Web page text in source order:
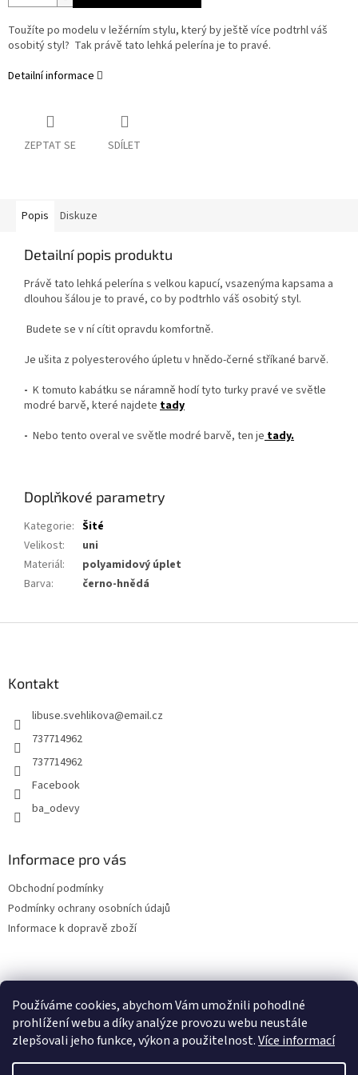
Používáme cookies, abychom Vám umožnili pohodlné
prohlížení webu a díky analýze provozu webu neustále
zlepšovali jeho funkce, výkon a použitelnost.Více informací
Toužíte po modelu v ležérním stylu, který by ještě více podtrhl váš
osobitý styl? Tak právě tato lehká pelerína je to pravé.
Detailní informace
ZEPTAT SE SDÍLET
Popis Diskuze
Detailní popis produktu
Právě tato lehká pelerína s velkou kapucí, vsazenýma kapsama a
dlouhou šálou je to pravé, co by podtrhlo váš osobitý styl.
Budete se v ní cítit opravdu komfortně.
Je ušita z polyesterového úpletu v hnědo-černé stříkané barvě.
- K tomuto kabátku se náramně hodí tyto turky pravé ve světle
modré barvě, které najdete tady
- Nebo tento overal ve světle modré barvě, ten jetady.
Doplňkové parametry
Kategorie: Šité
Velikost:
uni
Materiál:
polyamidový úplet
Barva: černo-hnědá
Kontakt
libuse.svehlikova@email.cz
737714962
737714962
Facebook
ba_odevy
Informace pro vás
Obchodní podmínky
Podmínky ochrany osobních údajů
Informace k dopravě zboží